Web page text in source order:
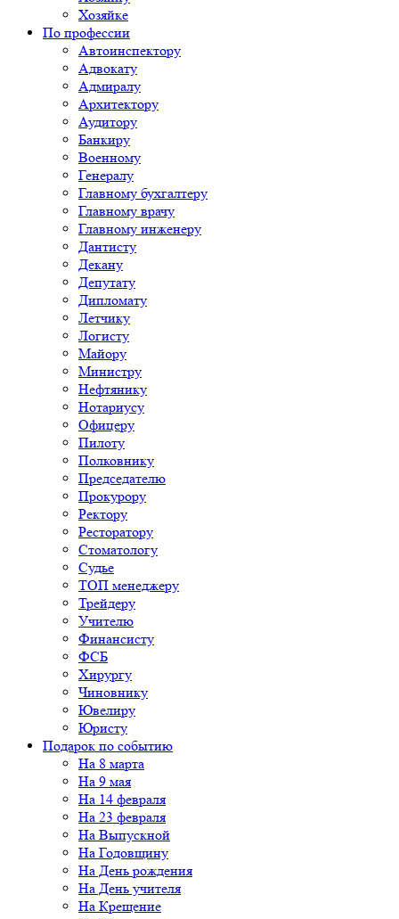
Хозяйке
По профессии
Автоинспектору
Адвокату
Адмиралу
Архитектору
Аудитору
Банкиру
Военному
Генералу
Главному бухгалтеру
Главному врачу
Главному инженеру
Дантисту
Декану
Депутату
Дипломату
Летчику
Логисту
Майору
Министру
Нефтянику
Нотариусу
Офицеру
Пилоту
Полковнику
Председателю
Прокурору
Ректору
Ресторатору
Стоматологу
Судье
ТОП менеджеру
Трейдеру
Учителю
Финансисту
ФСБ
Хирургу
Чиновнику
Ювелиру
Юристу
Подарок по событию
На 8 марта
На 9 мая
На 14 февраля
На 23 февраля
На Выпускной
На Годовщину
На День рождения
На День учителя
На Крещение